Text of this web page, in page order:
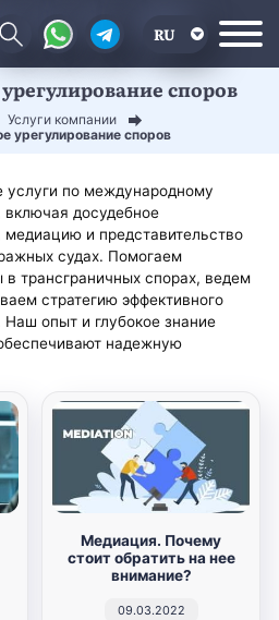
RU
EN
споров
Услуги компании
урегулирование споров
по международному
досудебное
и представительство
судах. Помогаем
трансграничных спорах, ведем
стратегию эффективного
опыт и глубокое знание
надежную
Медиация. Почему
стоит обратить на нее
внимание?
09.03.2022